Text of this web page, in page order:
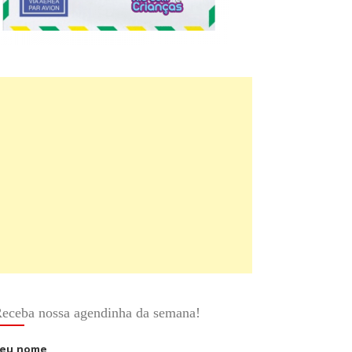
nossa agendinha da semana!